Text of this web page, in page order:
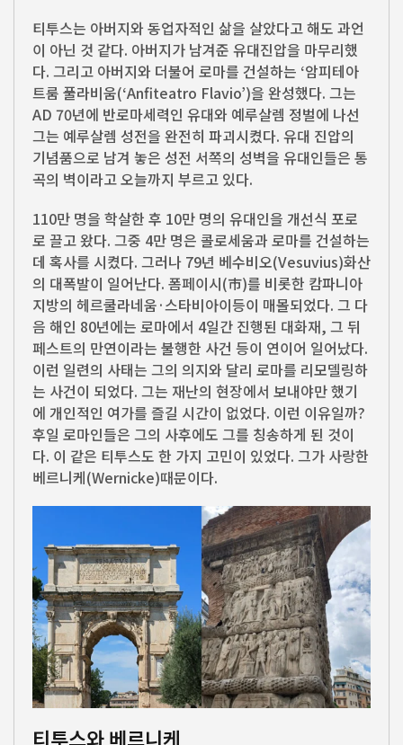
티투스는 아버지와 동업자적인 삶을 살았다고 해도 과언
이 아닌 것 같다. 아버지가 남겨준 유대진압을 마무리했
다. 그리고 아버지와 더불어 로마를 건설하는 ‘암피테아
트룸 풀라비움(‘Anfiteatro Flavio’)을 완성했다. 그는
AD 70년에 반로마세력인 유대와 예루살렘 정벌에 나선
그는 예루살렘 성전을 완전히 파괴시켰다. 유대 진압의
기념품으로 남겨 놓은 성전 서쪽의 성벽을 유대인들은 통
곡의 벽이라고 오늘까지 부르고 있다.
110만 명을 학살한 후 10만 명의 유대인을 개선식 포로
로 끌고 왔다. 그중 4만 명은 콜로세움과 로마를 건설하는
데 혹사를 시켰다. 그러나 79년 베수비오(Vesuvius)화산
의 대폭발이 일어난다. 폼페이시(市)를 비롯한 캄파니아
지방의 헤르쿨라네움·스타비아이등이 매몰되었다. 그 다
음 해인 80년에는 로마에서 4일간 진행된 대화재, 그 뒤
페스트의 만연이라는 불행한 사건 등이 연이어 일어났다.
이런 일련의 사태는 그의 의지와 달리 로마를 리모델링하
는 사건이 되었다. 그는 재난의 현장에서 보내야만 했기
에 개인적인 여가를 즐길 시간이 없었다. 이런 이유일까?
후일 로마인들은 그의 사후에도 그를 칭송하게 된 것이
다. 이 같은 티투스도 한 가지 고민이 있었다. 그가 사랑한
베르니케(Wernicke)때문이다.
티투스와 베르니케